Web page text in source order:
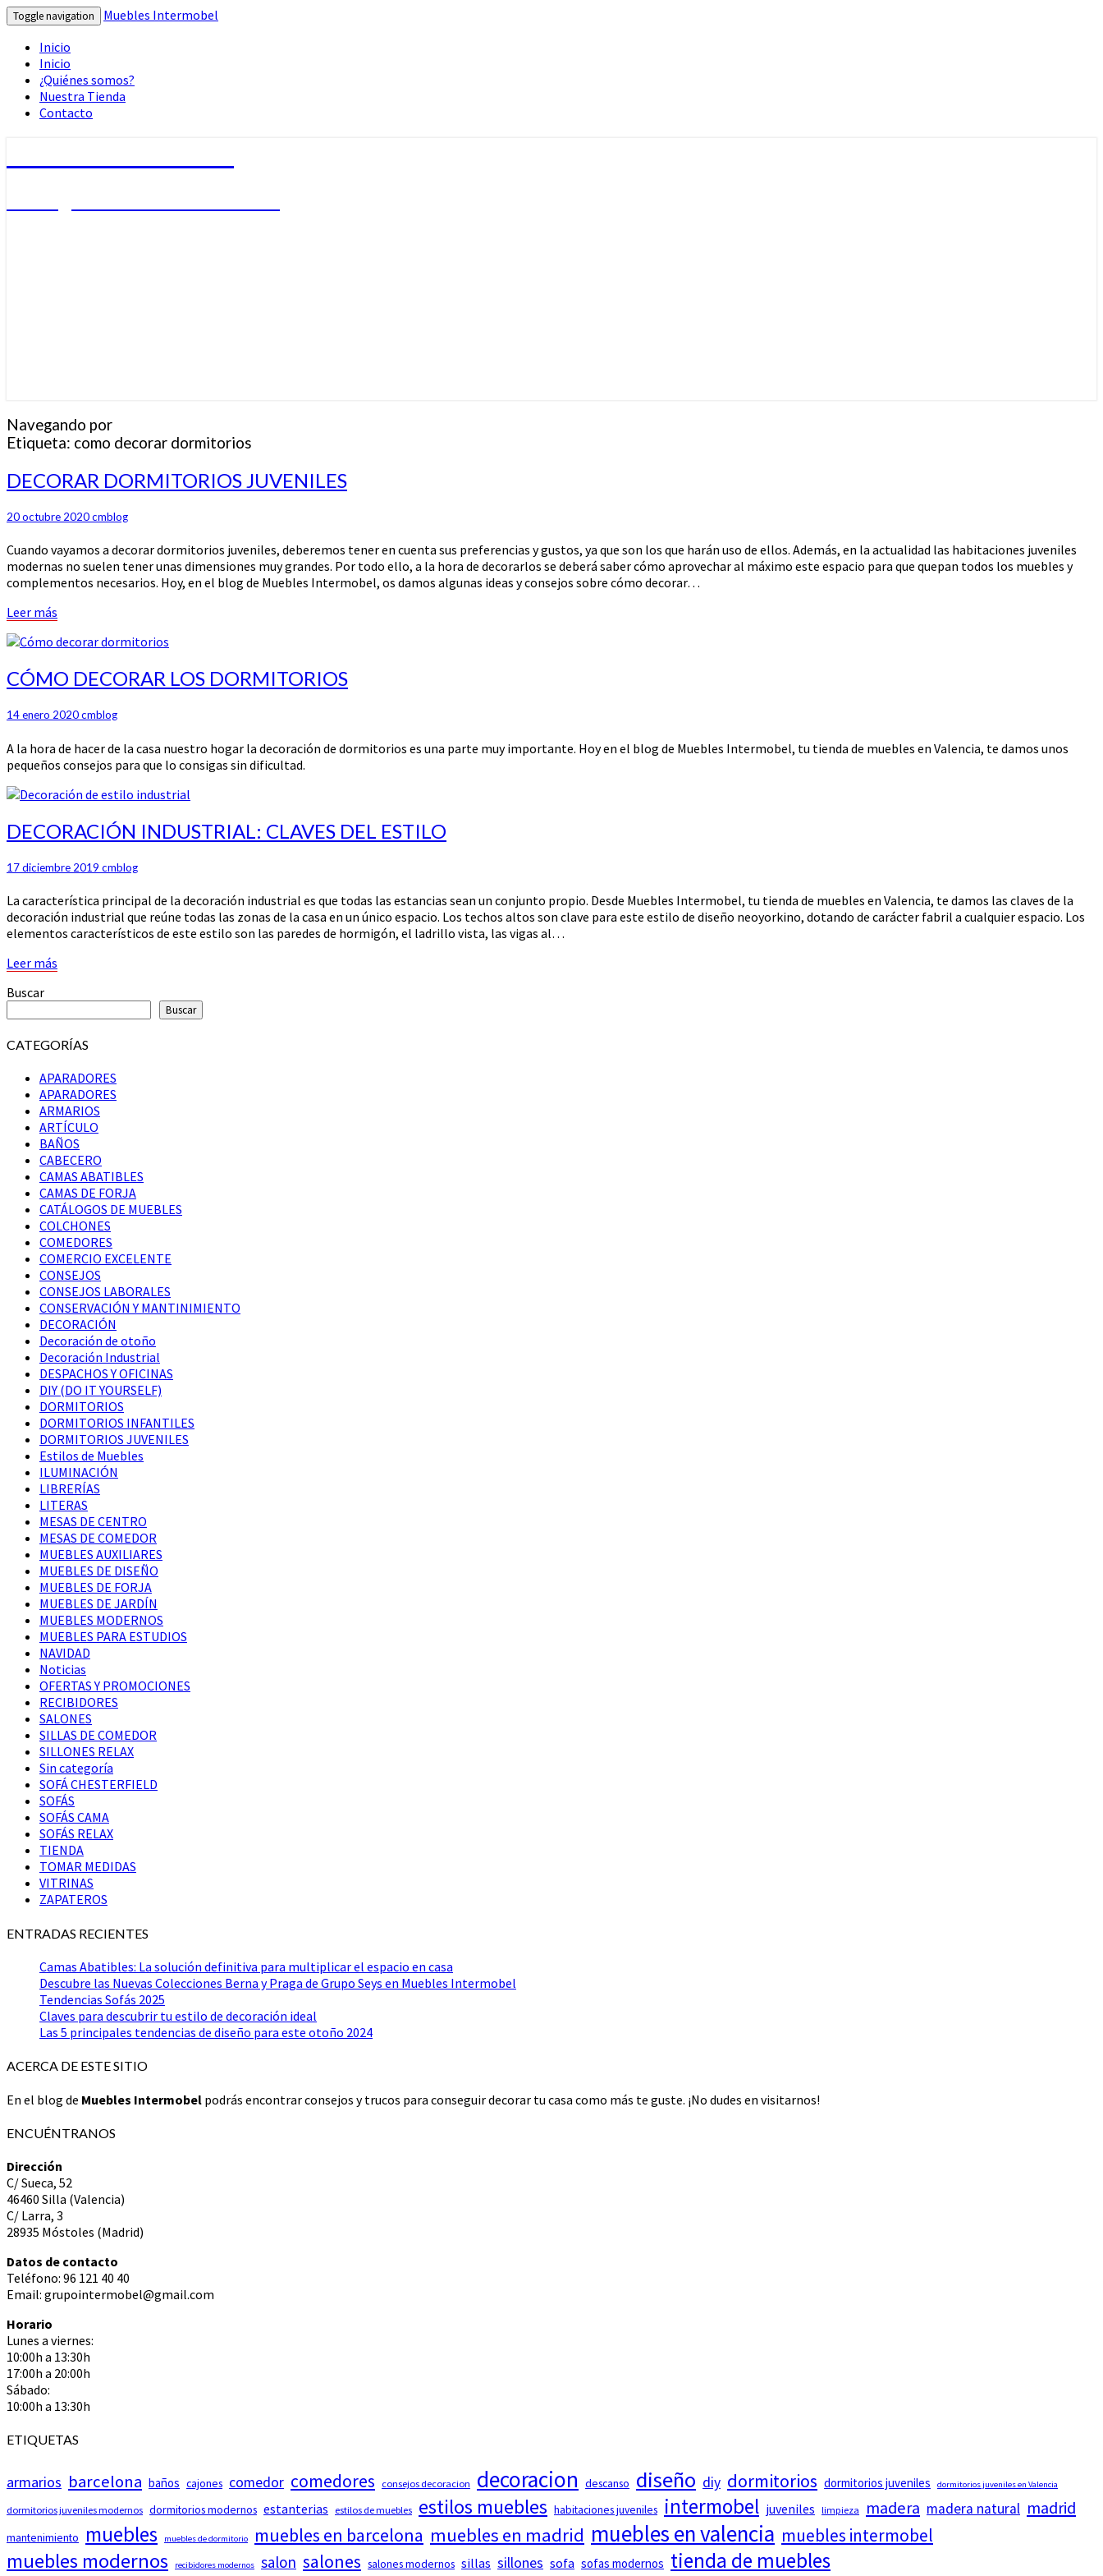
Toggle navigation
Muebles Intermobel
Inicio
Inicio
¿Quiénes somos?
Nuestra Tienda
Contacto
Navegando por
Etiqueta: como decorar dormitorios
DECORAR
DORMITORIOS
JUVENILES
DECORAR DORMITORIOS JUVENILES
20 octubre 2020cmblog
Cuando vayamos a decorar dormitorios juveniles, deberemos tener en cuenta sus preferencias y gustos, ya que son los que harán uso de ellos. Además, en la actualidad las habitaciones juveniles
modernas no suelen tener unas dimensiones muy grandes. Por todo ello, a la hora de decorarlos se deberá saber cómo aprovechar al máximo este espacio para que quepan todos los muebles y
complementos necesarios. Hoy, en el blog de Muebles Intermobel, os damos algunas ideas y consejos sobre cómo decorar…
Leer más
CÓMO
DECORAR
LOS
DORMITORIOS
CÓMO DECORAR LOS DORMITORIOS
14 enero 2020cmblog
A la hora de hacer de la casa nuestro hogar la decoración de dormitorios es una parte muy importante. Hoy en el blog de Muebles Intermobel, tu tienda de muebles en Valencia, te damos unos
pequeños consejos para que lo consigas sin dificultad.
DECORACIÓN
INDUSTRIAL:
DEL
DECORACIÓN INDUSTRIAL: CLAVES DEL ESTILO
17 diciembre 2019 cmblog
La característica principal de la decoración industrial es que todas las estancias sean un conjunto propio. Desde Muebles Intermobel, tu tienda de muebles en Valencia, te damos las claves de la
decoración industrial que reúne todas las zonas de la casa en un único espacio. Los techos altos son clave para este estilo de diseño neoyorkino, dotando de carácter fabril a cualquier espacio. Los
elementos característicos de este estilo son las paredes de hormigón, el ladrillo vista, las vigas al…
Leer más
Buscar
Buscar
CATEGORÍAS
APARADORES
APARADORES
ARMARIOS
ARTÍCULO
BAÑOS
CABECERO
CAMAS ABATIBLES
CAMAS DE FORJA
CATÁLOGOS DE MUEBLES
COLCHONES
COMEDORES
COMERCIO EXCELENTE
CONSEJOS
CONSEJOS LABORALES
CONSERVACIÓN Y MANTINIMIENTO
DECORACIÓN
Decoración de otoño
Decoración Industrial
DESPACHOS Y OFICINAS
DIY (DO IT YOURSELF)
DORMITORIOS
DORMITORIOS INFANTILES
DORMITORIOS JUVENILES
Estilos de Muebles
ILUMINACIÓN
LIBRERÍAS
LITERAS
MESAS DE CENTRO
MESAS DE COMEDOR
MUEBLES AUXILIARES
MUEBLES DE DISEÑO
MUEBLES DE FORJA
MUEBLES DE JARDÍN
MUEBLES MODERNOS
MUEBLES PARA ESTUDIOS
NAVIDAD
Noticias
OFERTAS Y PROMOCIONES
RECIBIDORES
SALONES
SILLAS DE COMEDOR
SILLONES RELAX
Sin categoría
SOFÁ CHESTERFIELD
SOFÁS
SOFÁS CAMA
SOFÁS RELAX
TIENDA
TOMAR MEDIDAS
VITRINAS
ZAPATEROS
ENTRADAS RECIENTES
Camas Abatibles: La solución definitiva para multiplicar el espacio en casa
Descubre las Nuevas Colecciones Berna y Praga de Grupo Seys en Muebles Intermobel
Tendencias Sofás 2025
Claves para descubrir tu estilo de decoración ideal
Las 5 principales tendencias de diseño para este otoño 2024
ACERCA DE ESTE SITIO
En el blog de Muebles Intermobel podrás encontrar consejos y trucos para conseguir decorar tu casa como más te guste. ¡No dudes en visitarnos!
ENCUÉNTRANOS
Dirección
C/ Sueca, 52
46460 Silla (Valencia)
C/ Larra, 3
28935 Móstoles (Madrid)
Datos de contacto
Teléfono: 96 121 40 40
Email: grupointermobel@gmail.com
Horario
Lunes a viernes:
10:00h a 13:30h
17:00h a 20:00h
Sábado:
10:00h a 13:30h
ETIQUETAS
armarios barcelona baños cajones comedor comedores consejos decoracion decoracion descanso diseño diy dormitorios dormitorios juveniles dormitorios juveniles en Valencia
dormitorios juveniles modernos dormitorios modernos estanterias estilos de muebles estilos muebles habitaciones juveniles intermobel juveniles limpieza madera madera natural madrid
mantenimiento muebles muebles de dormitorio muebles en barcelona muebles en madrid muebles en valencia muebles intermobel
muebles modernos recibidores modernos salon salones salones modernos sillas sillones sofa sofas modernos tienda de muebles